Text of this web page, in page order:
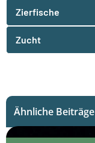
Zierfische
Zucht
Ähnliche Beiträge